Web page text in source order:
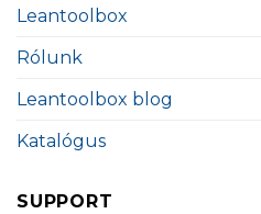
Leantoolbox
Rólunk
Leantoolbox blog
Katalógus
SUPPORT